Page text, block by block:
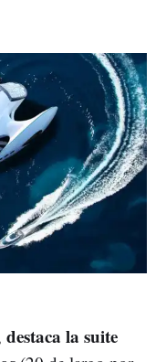
destaca la suite